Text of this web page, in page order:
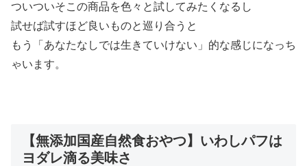
ついついそこの商品を色々と試してみたくなるし
試せば試すほど良いものと巡り合うと
もう「あなたなしでは生きていけない」的な感じになっち
ゃいます。
【無添加国産自然食おやつ】いわしパフは
ヨダレ滴る美味さ